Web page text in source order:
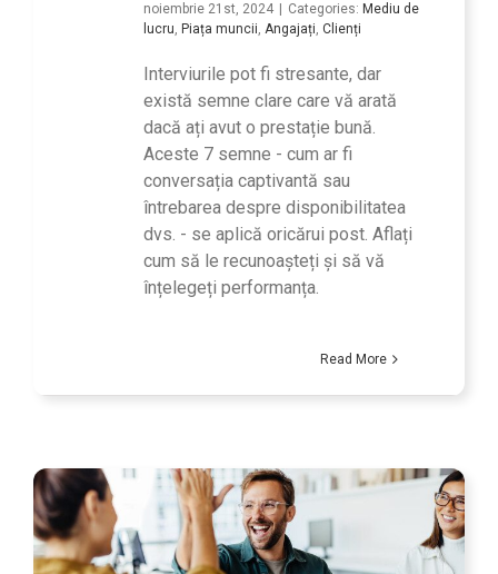
noiembrie 21st, 2024 Categories: Mediu de
lucru, Piața muncii, Angajați, Clienți
Interviurile pot fi stresante, dar
există semne clare care vă arată
dacă ați avut o prestație bună.
Aceste 7 semne - cum ar fi
conversația captivantă sau
întrebarea despre disponibilitatea
dvs. - se aplică oricărui post. Aflați
cum să le recunoașteți și să vă
înțelegeți performanța.
Read More